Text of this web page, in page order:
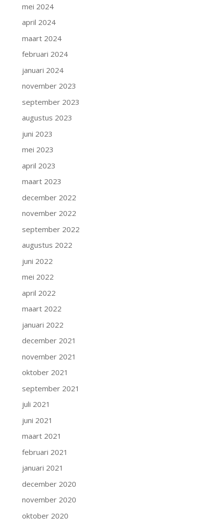
mei 2024
april 2024
maart 2024
februari 2024
januari 2024
november 2023
september 2023
augustus 2023
juni 2023
mei 2023
april 2023
maart 2023
december 2022
november 2022
september 2022
augustus 2022
juni 2022
mei 2022
april 2022
maart 2022
januari 2022
december 2021
november 2021
oktober 2021
september 2021
juli 2021
juni 2021
maart 2021
februari 2021
januari 2021
december 2020
november 2020
oktober 2020